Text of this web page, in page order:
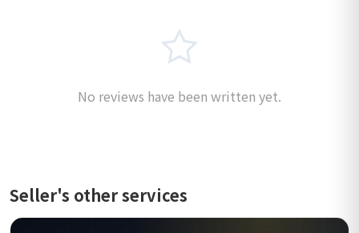
No reviews have been written yet.
Seller's other services